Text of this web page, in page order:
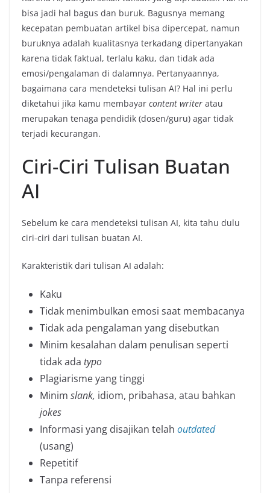
bisa jadi hal bagus dan buruk. Bagusnya memang
kecepatan pembuatan artikel bisa dipercepat, namun
buruknya adalah kualitasnya terkadang dipertanyakan
karena tidak faktual, terlalu kaku, dan tidak ada
emosi/pengalaman di dalamnya. Pertanyaannya,
bagaimana cara mendeteksi tulisan AI? Hal ini perlu
diketahui jika kamu membayar content writer atau
merupakan tenaga pendidik (dosen/guru) agar tidak
terjadi kecurangan.
Ciri-Ciri Tulisan Buatan
AI
Sebelum ke cara mendeteksi tulisan AI, kita tahu dulu
ciri-ciri dari tulisan buatan AI.
Karakteristik dari tulisan AI adalah:
Kaku
Tidak menimbulkan emosi saat membacanya
Tidak ada pengalaman yang disebutkan
Minim kesalahan dalam penulisan seperti
tidak ada typo
Plagiarisme yang tinggi
Minim slank, idiom, pribahasa, atau bahkan
jokes
Informasi yang disajikan telah outdated
(usang)
Repetitif
Tanpa referensi